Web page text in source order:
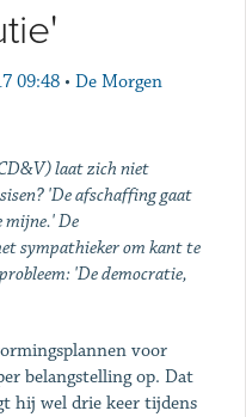
09:48 • De Morgen
laat zich niet
'De afschaffing gaat
mijne.' De
sympathieker om kant te
'De democratie,
voor
belangstelling op. Dat
hij wel drie keer tijdens